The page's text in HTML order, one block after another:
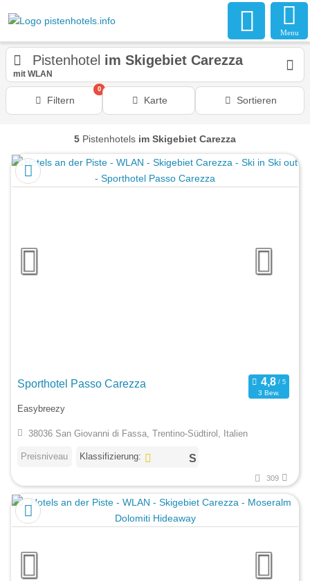
Menu
Pistenhotel im Skigebiet Carezza
mit WLAN
Filtern
0
Karte Sortieren
5 Pistenhotels im Skigebiet Carezza
Sporthotel Passo Carezza
3 Bew.
Easybreezy
38036 San Giovanni di Fassa, Trentino-Südtirol, Italien
Preisniveau Klassifizierung:
309